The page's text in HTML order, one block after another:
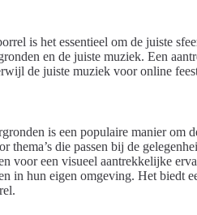
is het essentieel om de juiste
en de juiste muziek. Een
de juiste muziek voor online
is een populaire manier om
thema’s die passen bij de
voor een visueel aantrekkelijke
in hun eigen omgeving. Het biedt